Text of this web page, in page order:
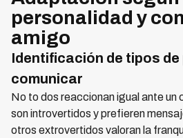
personalidad y
amigo
Identificación de tipos de
comunicar
No to dos reaccionan igual ante un
son introvertidos y prefieren
otros extrovertidos valoran la